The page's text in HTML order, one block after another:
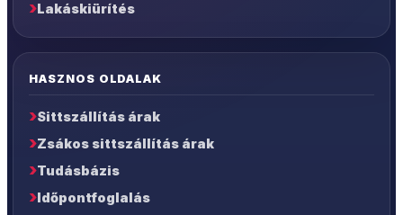
Lakáskiürítés
HASZNOS OLDALAK
Sittszállítás árak
Zsákos sittszállítás árak
Tudásbázis
Időpontfoglalás